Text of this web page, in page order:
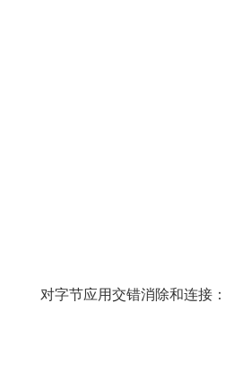
对字节应用交错消除和连接：